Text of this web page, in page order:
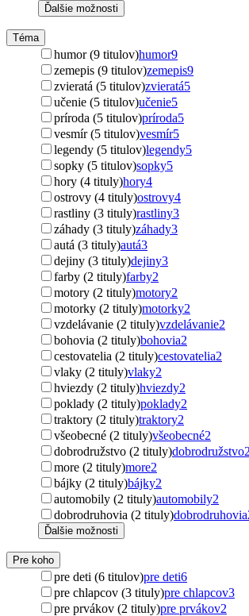
Ďalšie možnosti
Téma
humor (9 titulov)humor9
zemepis (9 titulov)zemepis9
zvieratá (5 titulov)zvieratá5
učenie (5 titulov)učenie5
príroda (5 titulov)príroda5
vesmír (5 titulov)vesmír5
legendy (5 titulov)legendy5
sopky (5 titulov)sopky5
hory (4 tituly)hory4
ostrovy (4 tituly)ostrovy4
rastliny (3 tituly)rastliny3
záhady (3 tituly)záhady3
autá (3 tituly)autá3
dejiny (3 tituly)dejiny3
farby (2 tituly)farby2
motory (2 tituly)motory2
motorky (2 tituly)motorky2
vzdelávanie (2 tituly)vzdelávanie2
bohovia (2 tituly)bohovia2
cestovatelia (2 tituly)cestovatelia2
vlaky (2 tituly)vlaky2
hviezdy (2 tituly)hviezdy2
poklady (2 tituly)poklady2
traktory (2 tituly)traktory2
všeobecné (2 tituly)všeobecné2
dobrodružstvo (2 tituly)dobrodružstvo2
more (2 tituly)more2
bájky (2 tituly)bájky2
automobily (2 tituly)automobily2
dobrodruhovia (2 tituly)dobrodruhovia
Ďalšie možnosti
Pre koho
pre deti (6 titulov)pre deti6
pre chlapcov (3 tituly)pre chlapcov3
pre prvákov (2 tituly)pre prvákov2